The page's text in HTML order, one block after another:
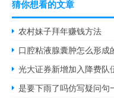
猜你想看的文章
农村妹子拜年赚钱方法
口腔粘液腺囊肿怎么形成
光大证券新增加入降费
是要下雨了吗仿写疑问句